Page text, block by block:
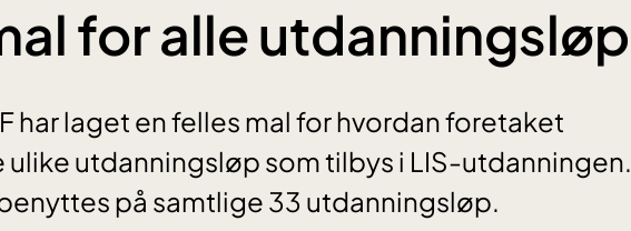
for alle utdanningsløp
har laget en felles mal for hvordan foretaket
ulike utdanningsløp som tilbys i LIS-utdanningen.
på samtlige 33 utdanningsløp.